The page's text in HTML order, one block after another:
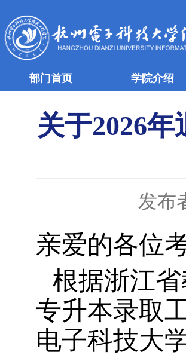
部门首页 学院介绍
关于2026
发布
亲爱的各位
根据浙江
专升本录取
电子科技大